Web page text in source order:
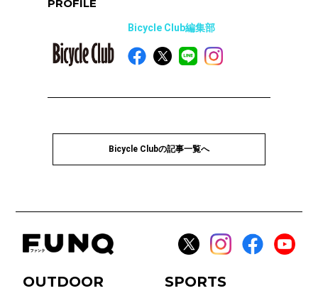
PROFILE
Bicycle Club編集部
Bicycle Clubの記事一覧へ
OUTDOOR
SPORTS